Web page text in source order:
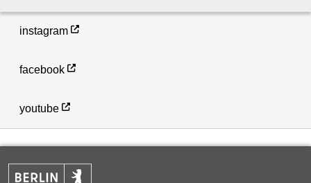
instagram
facebook
youtube